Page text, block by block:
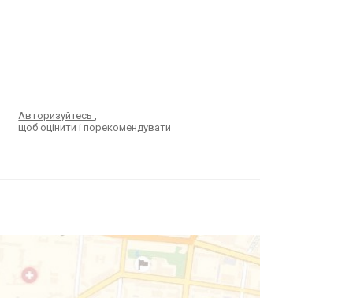
Авторизуйтесь,
щоб оцінити і порекомендувати